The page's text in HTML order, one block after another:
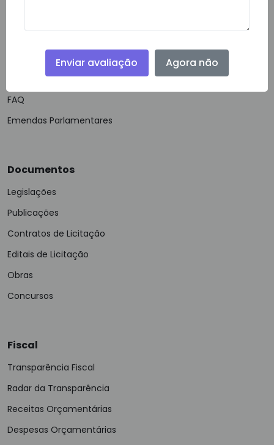
Acessibilidade
Mapa do Site
FAQ
Emendas Parlamentares
Documentos
Legislações
Publicações
Contratos de Licitação
Editais de Licitação
Obras
Concursos
Fiscal
Transparência Fiscal
Radar da Transparência
Receitas Orçamentárias
Despesas Orçamentárias
Enviar avaliação Agora não